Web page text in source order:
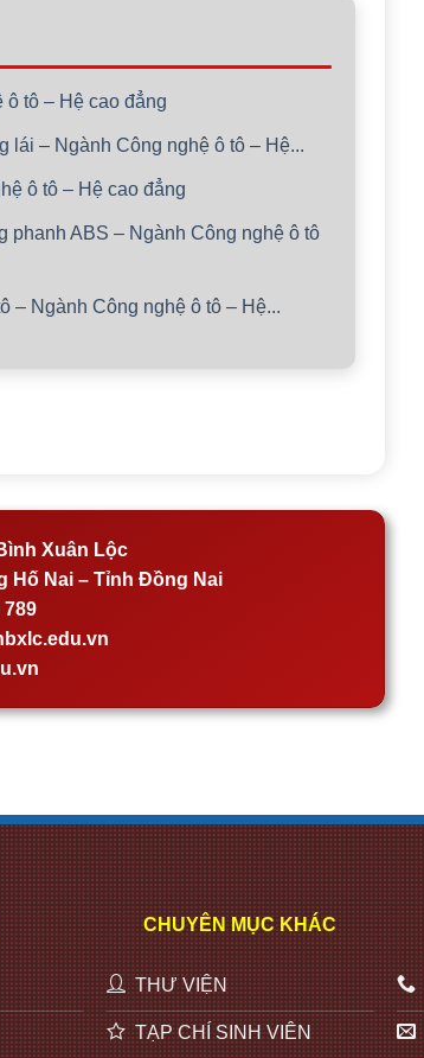
tô – Hệ cao đẳng
– Ngành Công nghệ ô tô – Hệ...
ô tô – Hệ cao đẳng
ABS – Ngành Công nghệ ô tô
– Ngành Công nghệ ô tô – Hệ...
Xuân Lộc
Hố Nai – Tỉnh Đồng Nai
789
CHUYÊN MỤC KHÁC
THƯ VIỆN
TẠP CHÍ SINH VIÊN